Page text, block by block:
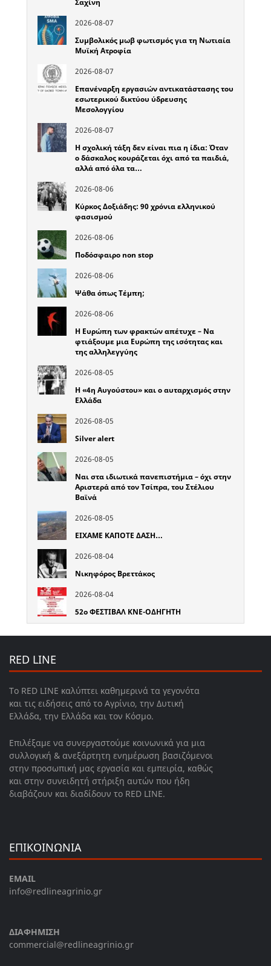
Σαχίνη
2026-08-07
Συμβολικός μωβ φωτισμός για τη Νωτιαία
Μυϊκή Ατροφία
2026-08-07
Επανέναρξη εργασιών αντικατάστασης του
εσωτερικού δικτύου ύδρευσης
Μεσολογγίου
2026-08-07
Η σχολική τάξη δεν είναι πια η ίδια: Όταν
ο δάσκαλος κουράζεται όχι από τα παιδιά,
αλλά από όλα τα…
2026-08-06
Κύρκος Δοξιάδης: 90 χρόνια ελληνικού
φασισμού
2026-08-06
Ποδόσφαιρο non stop
2026-08-06
Ψάθα όπως Τέμπη;
2026-08-06
Η Ευρώπη των φρακτών απέτυχε – Να
φτιάξουμε μια Ευρώπη της ισότητας και
της αλληλεγγύης
2026-08-05
Η «4η Αυγούστου» και ο αυταρχισμός στην
Ελλάδα
2026-08-05
Silver alert
2026-08-05
Ναι στα ιδιωτικά πανεπιστήμια – όχι στην
Αριστερά από τον Τσίπρα, του Στέλιου
Βαϊνά
2026-08-05
ΕΙΧΑΜΕ ΚΑΠΟΤΕ ΔΑΣΗ…
2026-08-04
Νικηφόρος Βρεττάκος
2026-08-04
52o ΦΕΣΤΙΒΑΛ ΚΝΕ-ΟΔΗΓΗΤΗ
RED LINE
Το RED LINE καλύπτει καθημερινά τα γεγονότα
και τις ειδήσεις από το Αγρίνιο, την Δυτική
Ελλάδα, την Ελλάδα και τον Κόσμο.
Επιλέξαμε να συνεργαστούμε κοινωνικά για μια
συλλογική & ανεξάρτητη ενημέρωση βασιζόμενοι
στην προσωπική μας εργασία και εμπειρία, καθώς
και στην συνειδητή στήριξη αυτών που ήδη
διαβάζουν και διαδίδουν το RED LINE.
ΕΠΙΚΟΙΝΩΝΙΑ
EMAIL
info@redlineagrinio.gr
ΔΙΑΦΗΜΙΣΗ
commercial@redlineagrinio.gr